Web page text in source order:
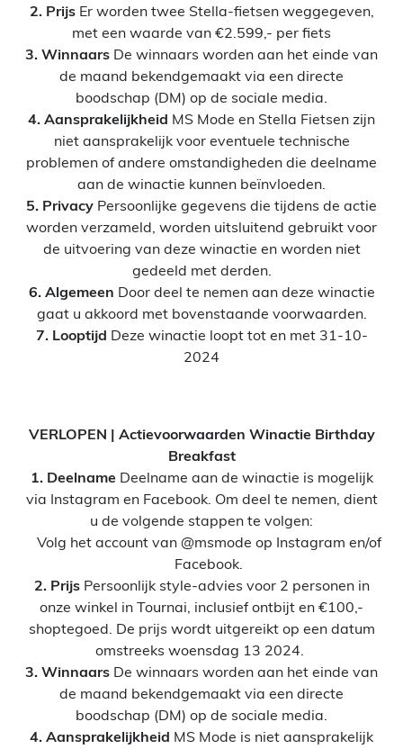
2. PrijsEr worden twee Stella-fietsen weggegeven,
met een waarde van €2.599,- per fiets
3. Winnaars De winnaars worden aan het einde van
de maand bekendgemaakt via een directe
boodschap (DM) op de sociale media.
4. Aansprakelijkheid MS Mode en Stella Fietsen zijn
niet aansprakelijk voor eventuele technische
problemen of andere omstandigheden die deelname
aan de winactie kunnen beïnvloeden.
5. Privacy Persoonlijke gegevens die tijdens de actie
worden verzameld, worden uitsluitend gebruikt voor
de uitvoering van deze winactie en worden niet
gedeeld met derden.
6. Algemeen Door deel te nemen aan deze winactie
gaat u akkoord met bovenstaande voorwaarden.
7. Looptijd Deze winactie loopt tot en met 31-10-
2024
VERLOPEN | Actievoorwaarden Winactie Birthday
Breakfast
1. Deelname Deelname aan de winactie is mogelijk
via Instagram en Facebook. Om deel te nemen, dient
u de volgende stappen te volgen:
Volg het account van @msmode op Instagram en/of
Facebook.
2. PrijsPersoonlijk style-advies voor 2 personen in
onze winkel in Tournai, inclusief ontbijt en €100,-
shoptegoed. De prijs wordt uitgereikt op een datum
omstreeks woensdag 13 2024.
3. Winnaars De winnaars worden aan het einde van
de maand bekendgemaakt via een directe
boodschap (DM) op de sociale media.
4. Aansprakelijkheid MS Mode is niet aansprakelijk